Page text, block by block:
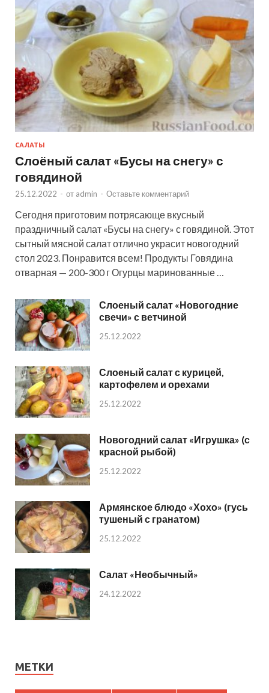
САЛАТЫ
Слоёный салат «Бусы на снегу» с
говядиной
25.12.2022 - от admin - Оставьте комментарий
Сегодня приготовим потрясающе вкусный
праздничный салат «Бусы на снегу» с говядиной. Этот
сытный мясной салат отлично украсит новогодний
стол 2023. Понравится всем! Продукты Говядина
отварная — 200-300 г Огурцы маринованные …
Слоеный салат «Новогодние
свечи» с ветчиной
25.12.2022
Слоеный салат с курицей,
картофелем и орехами
25.12.2022
Новогодний салат «Игрушка» (с
красной рыбой)
25.12.2022
Армянское блюдо «Хохо» (гусь
тушеный с гранатом)
25.12.2022
Салат «Необычный»
24.12.2022
МЕТКИ